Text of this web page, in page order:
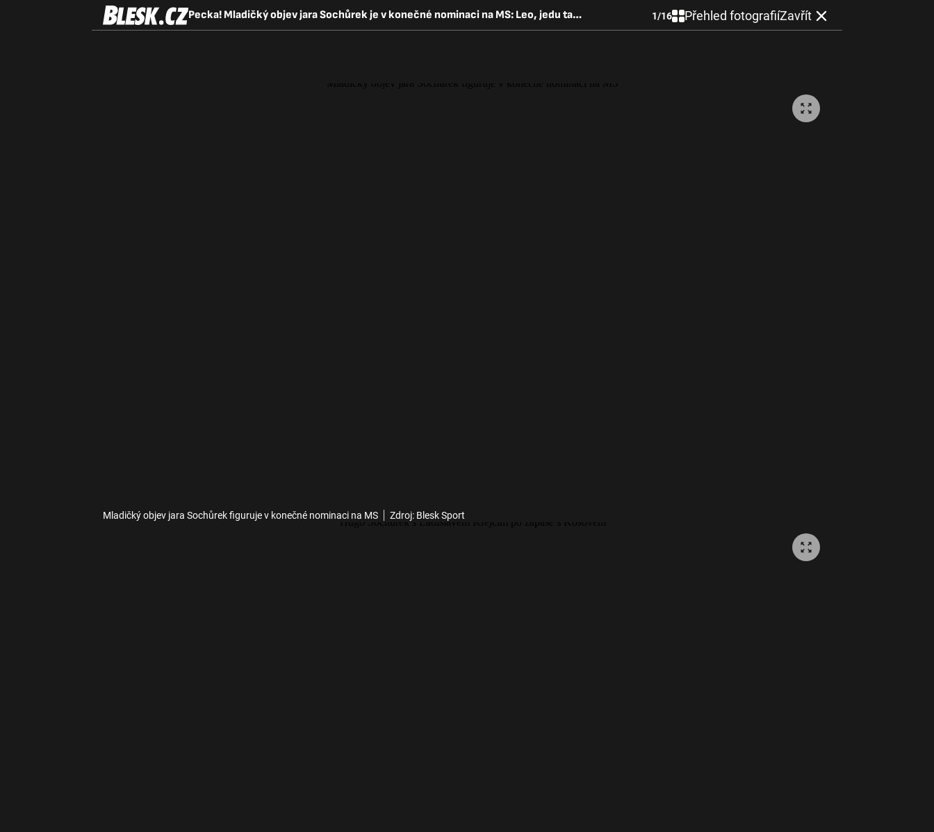
Pecka! Mladičký objev jara Sochůrek je v konečné nominaci na MS: Leo, jedu taky! 1/16 Přehled fotografiíZavřít
Mladičký objev jara Sochůrek figuruje v konečné nominaci na MS Zdroj: Blesk Sport